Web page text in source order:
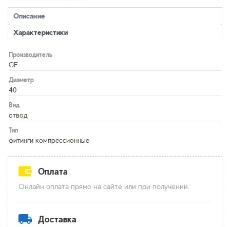
Описание
Характеристики
Производитель
GF
Диаметр
40
Вид
отвод
Тип
фитинги компрессионные
Оплата
Онлайн оплата прямо на сайте или при получении.
Доставка